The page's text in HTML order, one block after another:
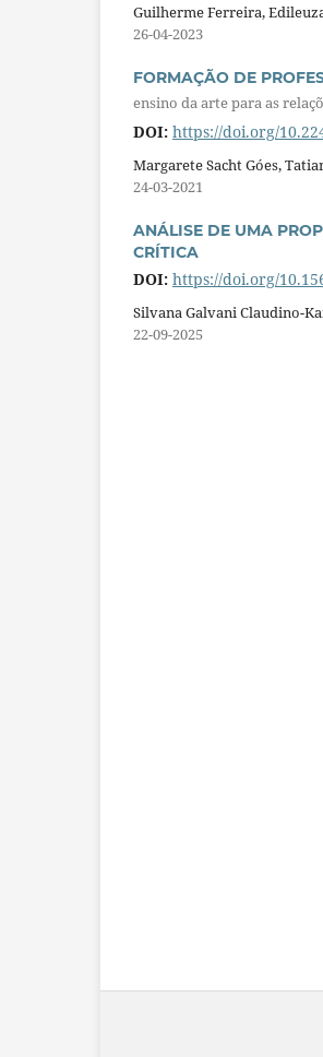
Guilherme Ferreira,
26-04-2023
FORMAÇÃO DE
ensino da arte para as
DOI: https://doi.org/
Margarete Sacht Góes,
24-03-2021
ANÁLISE DE UMA
CRÍTICA
DOI: https://doi.org/
Silvana Galvani Claudino-
22-09-2025